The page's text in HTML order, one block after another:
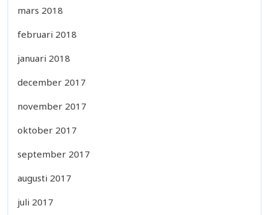
mars 2018
februari 2018
januari 2018
december 2017
november 2017
oktober 2017
september 2017
augusti 2017
juli 2017